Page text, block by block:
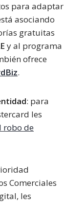
para adaptar
asociando
gratuitas
y al programa
ofrece
.
: para
les
robo de
Comerciales
les